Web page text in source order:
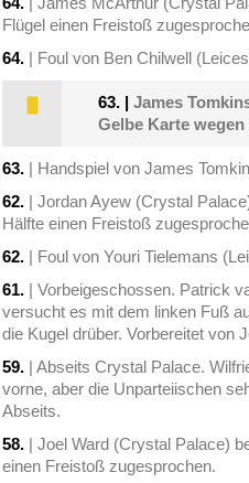
Flügel einen Freistoß
64. | Foul von Ben Chilwell
63. |James
Gelbe Karte
63. | Handspiel von James
62. | Jordan Ayew (Crystal
Hälfte einen Freistoß
62. | Foul von Youri Tielemans
61. | Vorbeigeschossen. Patrick
versucht es mit dem linken Fuß
die Kugel drüber. Vorbereitet von
59. | Abseits Crystal Palace.
vorne, aber die Unparteiischen
Abseits.
58. | Joel Ward (Crystal Palace)
einen Freistoß zugesprochen.